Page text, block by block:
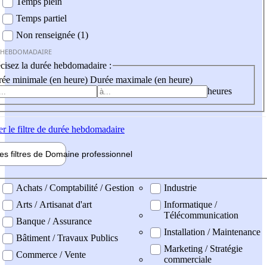
Temps partiel
Non renseignée (1)
la durée hebdomadaire :
minimale (en heure) Durée maximale (en heure)
heures
le filtre de durée hebdomadaire
filtres de Domaine professionnel
professionel
Achats / Comptabilité / Gestion
Arts / Artisanat d'art
Banque / Assurance
Bâtiment / Travaux Publics
Commerce / Vente
Industrie
Informatique /
Télécommunication
Installation / Maintenance
Marketing / Stratégie
commerciale